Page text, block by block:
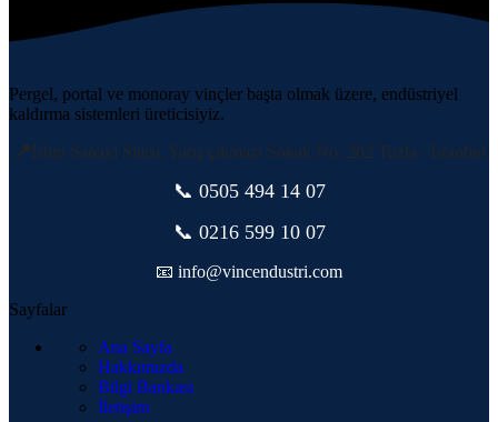
Pergel, portal ve monoray vinçler başta olmak üzere, endüstriyel
kaldırma sistemleri üreticisiyiz.
📍 İstim Sanayi Sitesi, Yarış çıkmazı Sokak No: 262 Tuzla / İstanbul
📞 0505 494 14 07
📞 0216 599 10 07
📧 info@vincendustri.com
Sayfalar
Ana Sayfa
Hakkımızda
Bilgi Bankası
İletişim